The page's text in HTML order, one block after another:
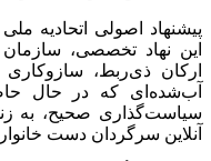
پیشنهاد اصولی اتحادیه
این نهاد تخصصی،
ارکان ذی‌ربط،
آب‌شده‌ای که در حال
سیاست‌گذاری صحیح، به
آنلاین سرگردان دست